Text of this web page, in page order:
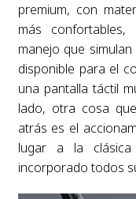
premium, con
más confortables,
manejo que
disponible para el
una pantalla táctil
lado, otra cosa
atrás es el
lugar a la
incorporado todos